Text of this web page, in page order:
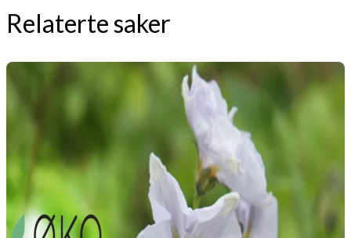
Relaterte saker